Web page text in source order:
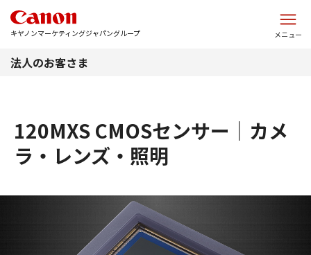
キヤノンマーケティングジャパングループ メニュー
法人のお客さま
120MXS CMOSセンサー｜カメ
ラ・レンズ・照明